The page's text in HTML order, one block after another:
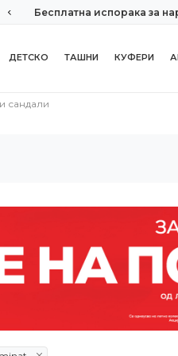
Бесплатна испорака за
ДЕТСКО ТАШНИ КУФЕРИ
сандали